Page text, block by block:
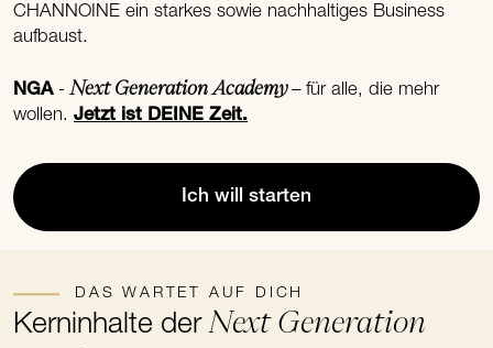
CHANNOINE ein starkes sowie nachhaltiges Business
aufbaust.
NGA -Next Generation Academy– für alle, die mehr
wollen.Jetzt ist DEINE Zeit.
Ich will starten
DAS WARTET AUF DICH
Kerninhalte derNext Generation